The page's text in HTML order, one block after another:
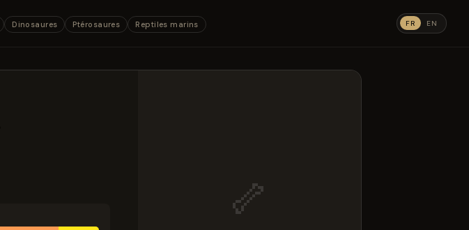
Dinosaures Ptérosaures Reptiles marins FR EN
🦴